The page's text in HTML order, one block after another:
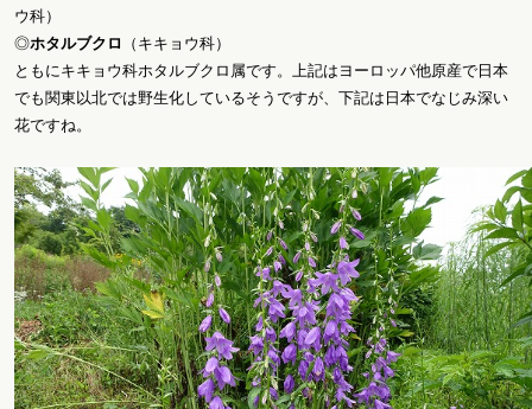
ウ科）
◎ホタルブクロ
（キキョウ科）
ともにキキョウ科ホタルブクロ属です。上記はヨーロッパ他原産で日本
でも関東以北では野生化しているそうですが、下記は日本でなじみ深い
花ですね。